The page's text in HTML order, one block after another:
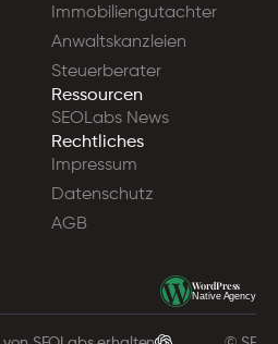
Immobiliengutachter
Anwaltskanzleien
Steuerberater
Ressourcen
SEOLabs News
Rechtliches
Impressum
Datenschutz
AGB
WordPress
Native Agency